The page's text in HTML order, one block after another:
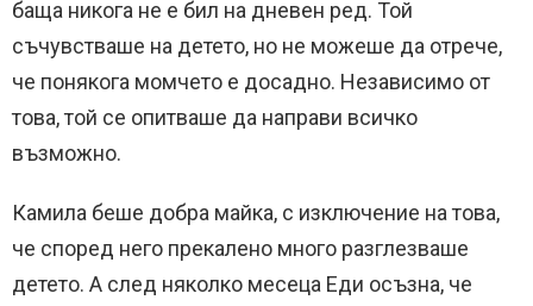
баща никога не е бил на дневен ред. Той
съчувстваше на детето, но не можеше да отрече,
че понякога момчето е досадно. Независимо от
това, той се опитваше да направи всичко
възможно.
Камила беше добра майка, с изключение на това,
че според него прекалено много разглезваше
детето. А след няколко месеца Еди осъзна, че